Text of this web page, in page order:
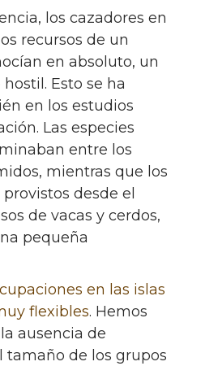
los cazadores en
recursos de un
en absoluto, un
Esto se ha
en los estudios
Las especies
entre los
mientras que los
desde el
de vacas y cerdos,
pequeña
en las islas
flexibles. Hemos
ausencia de
tamaño de los grupos